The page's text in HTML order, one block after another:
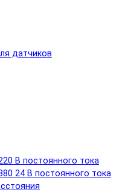
датчиков
В постоянного тока
24 В постоянного тока